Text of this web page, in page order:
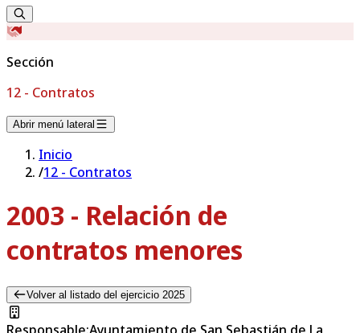
Sección
12 - Contratos
Abrir menú lateral
Inicio
/12 - Contratos
2003 - Relación de
contratos menores
Volver al listado del ejercicio 2025